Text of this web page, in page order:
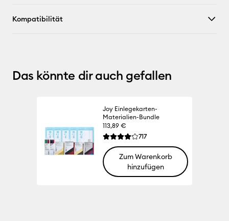
Kompatibilität
Das könnte dir auch gefallen
Joy Einlegekarten-
Materialien-Bundle
113,89 €
Die durchschnittliche Bewertung für
717Reviews
Zum Warenkorb
hinzufügen